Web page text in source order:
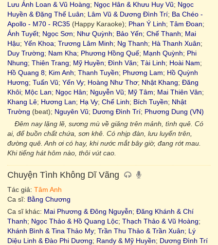
Lưu Ánh Loan & Vũ Hoàng; Ngọc Hân & Khưu Huy Vũ; Ngọc
Huyền & Đặng Thế Luân; Lâm Vũ & Dương Đình Trí; Ba Chéo -
Apollo - M70 - RC35 (Happy Karaoke); Phan Ý Linh; Tâm Đoan;
Ánh Tuyết; Ngọc Sơn; Như Quỳnh; Bảo Yến; Chế Thanh; Mai
Hậu; Yến Khoa; Trương Lâm Minh; Ng Thanh; Hà Thanh Xuân;
Duy Trường; Nam Kha; Phương Hồng Quế; Mạnh Quỳnh; Phi
Nhung; Thiên Trang; Mỹ Huyền; Đình Văn; Tài Linh; Hoài Nam;
Hồ Quang 8; Kim Anh; Thanh Tuyền; Phương Lam; Hồ Quỳnh
Hương; Tuấn Vũ; Yến Vy; Hoàng Như Thơ; Nhật Khang; Đăng
Khôi; Mộc Lan; Ngọc Hân; Nguyễn Vũ; Mỹ Tâm; Mai Thiên Vân;
Khang Lê; Hương Lan; Hạ Vy; Chế Linh; Bích Tuyền; Nhật
Trường (beat); Nguyên Vũ; Dương Đình Trí; Phương Dung (VN)
Đêm nay lặng lẽ, sương mù về giăng trên mảnh, tình quê. Có
ai, để buồn chất chứa, sơn khê. Có nhịp đàn, lưu luyến trên,
đường quê. Anh ơi có hay, khi nước mắt bây giờ, đang rớt mau.
Khi tiếng hát hôm nào, thôi vút cao.
Chuyện Tình Không Dĩ Vãng
Tác giả: Tâm Anh
Ca sĩ: Bằng Chương
Ca sĩ khác: Mai Phương & Đông Nguyễn; Đăng Khánh & Chí
Thanh; Ngọc Thảo & Hồ Quang Lộc; Thạch Thảo & Vũ Hoàng;
Khánh Bình & Tina Thảo My; Trần Thu Thảo & Trần Xuân; Lý
Diệu Linh & Đào Phi Dương; Randy & Mỹ Huyền; Dương Đình Trí